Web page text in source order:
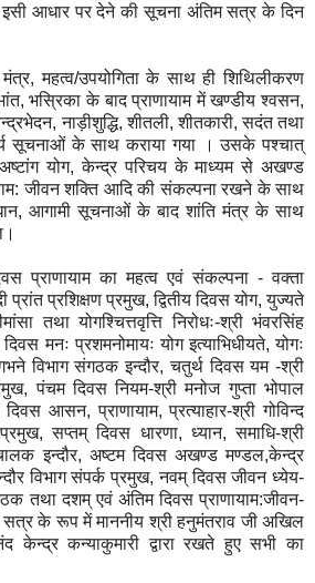
इसी आधार पर देने की सूचना अंतिम सत्र के दिन
महत्व/उपयोगिता के साथ ही शिथिलीकरण
भस्रिका के बाद प्राणायाम में खण्डीय श्वसन,
नाड़ीशुद्धि, शीतली, शीतकारी, सदंत तथा
सूचनाओं के साथ कराया गया । उसके पश्चात्
अष्टांग योग, केन्द्र परिचय के माध्यम से अखण्ड
जीवन शक्ति आदि की संकल्पना रखने के साथ
आगामी सूचनाओं के बाद शांति मंत्र के साथ
प्राणायाम का महत्व एवं संकल्पना - वक्ता
प्रांत प्रशिक्षण प्रमुख, द्वितीय दिवस योग, युज्यते
तथा योगश्चित्तवृत्ति निरोधः-श्री भंवरसिंह
मनः प्रशमनोमायः योग इत्याभिधीयते, योगः
विभाग संगठक इन्दौर, चतुर्थ दिवस यम -श्री
पंचम दिवस नियम-श्री मनोज गुप्ता भोपाल
आसन, प्राणायाम, प्रत्याहार-श्री गोविन्द
सप्तम् दिवस धारणा, ध्यान, समाधि-श्री
इन्दौर, अष्टम दिवस अखण्ड मण्डल,केन्द्र
विभाग संपर्क प्रमुख, नवम् दिवस जीवन ध्येय-
तथा दशम् एवं अंतिम दिवस प्राणायाम:जीवन-
के रूप में माननीय श्री हनुमंतराव जी अखिल
केन्द्र कन्याकुमारी द्वारा रखते हुए सभी का